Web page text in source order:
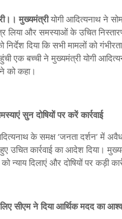
मुख्यमंत्रीयोगी आदित्यनाथ ने
लिया और समस्याओं के उचित
दिया कि सभी मामलों को
एक बच्ची ने मुख्यमंत्री योगी
को कहा।
सुन दोषियों पर करें कार्रवाई
के समक्ष ‘जनता दर्शन’
उचित कार्रवाई का आदेश दिया।
न्याय दिलाएं और दोषियों पर कड़ी
सीएम ने दिया आर्थिक मदद का